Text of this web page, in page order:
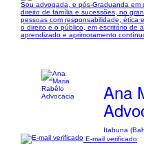
Sou advogada, e pós-Graduanda em
direito de família e sucessões, no
pessoas com responsabilidade, ética
o direito e o público, em escritório de
aprendizado e aprimoramento
Ana
Itabuna
E-mail verificado